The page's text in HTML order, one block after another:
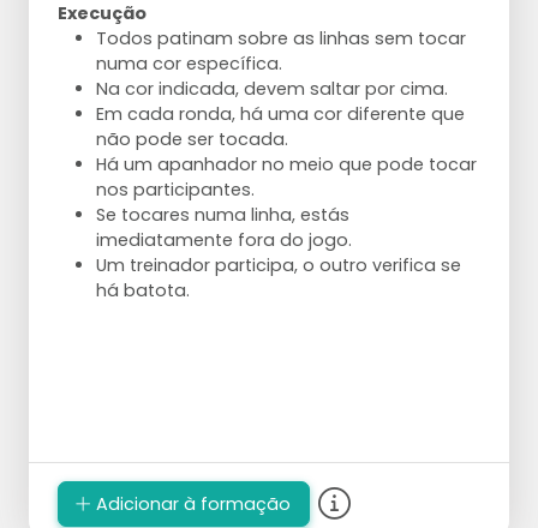
Execução
Todos patinam sobre as linhas sem tocar
numa cor específica.
Na cor indicada, devem saltar por cima.
Em cada ronda, há uma cor diferente que
não pode ser tocada.
Há um apanhador no meio que pode tocar
nos participantes.
Se tocares numa linha, estás
imediatamente fora do jogo.
Um treinador participa, o outro verifica se
há batota.
Adicionar à formação